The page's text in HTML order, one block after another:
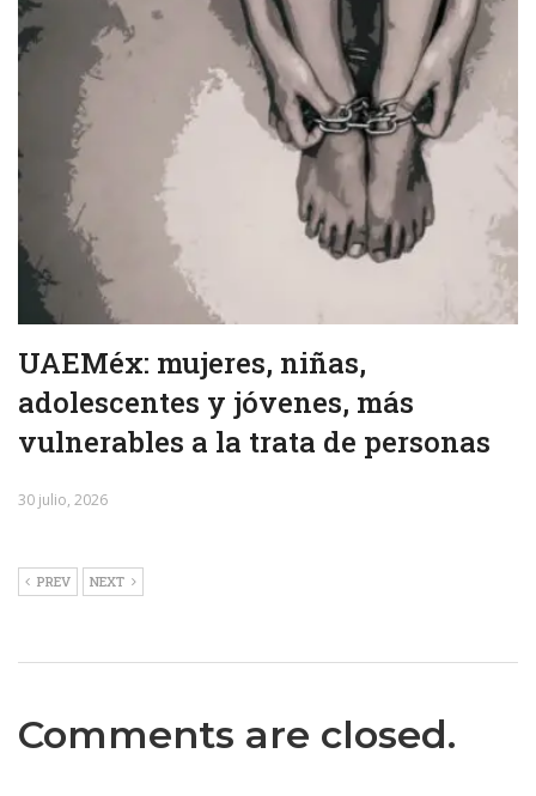
UAEMéx: mujeres, niñas,
adolescentes y jóvenes, más
vulnerables a la trata de personas
30 julio, 2026
PREV NEXT
Comments are closed.